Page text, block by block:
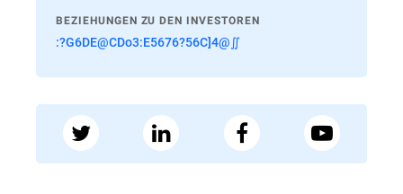
BEZIEHUNGEN ZU DEN INVESTOREN
:?G6DE@CDo3:E5676?56C]4@∬